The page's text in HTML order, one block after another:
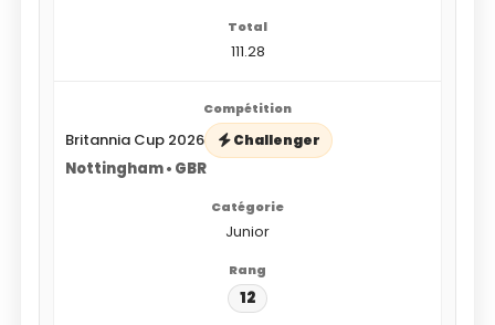
111.28
Britannia Cup 2026 Challenger
Nottingham • GBR
Junior
12